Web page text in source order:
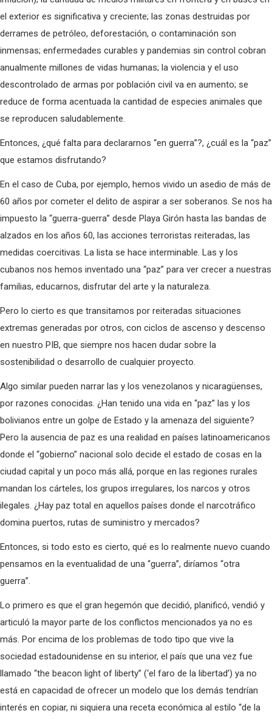
el exterior es significativa y creciente; las zonas destruidas por
derrames de petróleo, deforestación, o contaminación son
inmensas; enfermedades curables y pandemias sin control cobran
anualmente millones de vidas humanas; la violencia y el uso
descontrolado de armas por población civil va en aumento; se
reduce de forma acentuada la cantidad de especies animales que
se reproducen saludablemente.
Entonces, ¿qué falta para declararnos “en guerra”?, ¿cuál es la “paz”
que estamos disfrutando?
En el caso de Cuba, por ejemplo, hemos vivido un asedio de más de
60 años por cometer el delito de aspirar a ser soberanos. Se nos ha
impuesto la “guerra-guerra” desde Playa Girón hasta las bandas de
alzados en los años 60, las acciones terroristas reiteradas, las
medidas coercitivas. La lista se hace interminable. Las y los
cubanos nos hemos inventado una “paz” para ver crecer a nuestras
familias, educarnos, disfrutar del arte y la naturaleza.
Pero lo cierto es que transitamos por reiteradas situaciones
extremas generadas por otros, con ciclos de ascenso y descenso
en nuestro PIB, que siempre nos hacen dudar sobre la
sostenibilidad o desarrollo de cualquier proyecto.
Algo similar pueden narrar las y los venezolanos y nicaragüenses,
por razones conocidas. ¿Han tenido una vida en “paz” las y los
bolivianos entre un golpe de Estado y la amenaza del siguiente?
Pero la ausencia de paz es una realidad en países latinoamericanos
donde el “gobierno” nacional solo decide el estado de cosas en la
ciudad capital y un poco más allá, porque en las regiones rurales
mandan los cárteles, los grupos irregulares, los narcos y otros
ilegales. ¿Hay paz total en aquellos países donde el narcotráfico
domina puertos, rutas de suministro y mercados?
Entonces, si todo esto es cierto, qué es lo realmente nuevo cuando
pensamos en la eventualidad de una “guerra”, diríamos “otra
guerra”.
Lo primero es que el gran hegemón que decidió, planificó, vendió y
articuló la mayor parte de los conflictos mencionados ya no es
más. Por encima de los problemas de todo tipo que vive la
sociedad estadounidense en su interior, el país que una vez fue
llamado “the beacon light of liberty” (‘el faro de la libertad’) ya no
está en capacidad de ofrecer un modelo que los demás tendrían
interés en copiar, ni siquiera una receta económica al estilo “de la